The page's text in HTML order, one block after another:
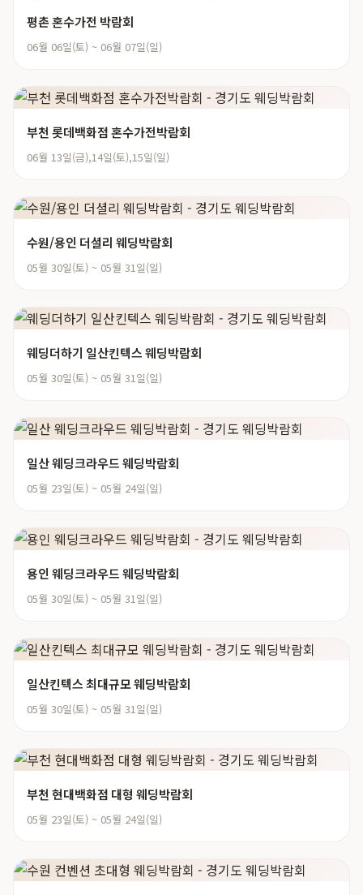
평촌 혼수가전 박람회
06월 06일(토) ~ 06월 07일(일)
부천 롯데백화점 혼수가전박람회
06월 13일(금),14일(토),15일(일)
수원/용인 더셜리 웨딩박람회
05월 30일(토) ~ 05월 31일(일)
웨딩더하기 일산킨텍스 웨딩박람회
05월 30일(토) ~ 05월 31일(일)
일산 웨딩크라우드 웨딩박람회
05월 23일(토) ~ 05월 24일(일)
용인 웨딩크라우드 웨딩박람회
05월 30일(토) ~ 05월 31일(일)
일산킨텍스 최대규모 웨딩박람회
05월 30일(토) ~ 05월 31일(일)
부천 현대백화점 대형 웨딩박람회
05월 23일(토) ~ 05월 24일(일)